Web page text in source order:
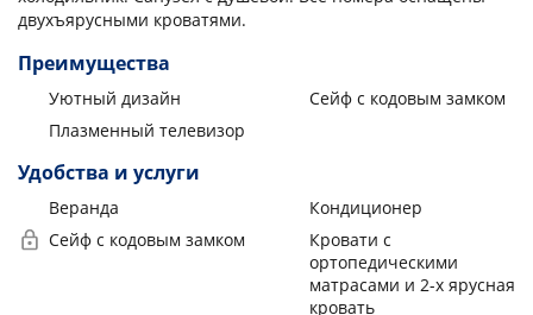
двухъярусными кроватями.
Преимущества
Уютный дизайн
Сейф с кодовым замком
Плазменный телевизор
Удобства и услуги
Веранда
Кондиционер
Сейф с кодовым замком
Кровати с
ортопедическими
матрасами и 2-х ярусная
кровать